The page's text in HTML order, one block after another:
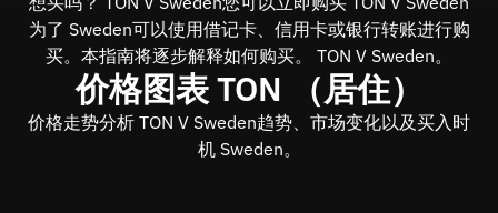
为了 Sweden可以使用借记卡、信用卡或银行转账进行购
买。本指南将逐步解释如何购买。 TON V Sweden。
价格图表 TON （居住）
价格走势分析 TON V Sweden趋势、市场变化以及买入时
机 Sweden。